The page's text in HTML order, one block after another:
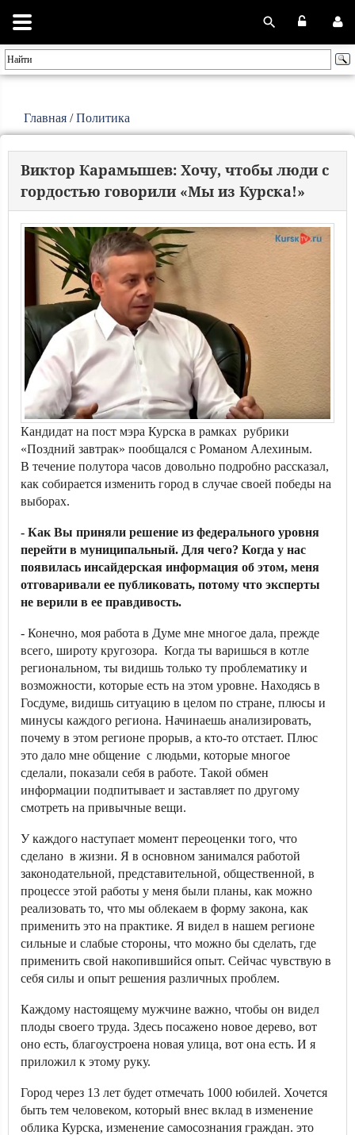
Главная /Политика
Виктор Карамышев: Хочу, чтобы люди с
гордостью говорили «Мы из Курска!»
Кандидат на пост мэра Курска в рамках рубрики
«Поздний завтрак» пообщался с Романом Алехиным.
В течение полутора часов довольно подробно рассказал,
как собирается изменить город в случае своей победы на
выборах.
- Как Вы приняли решение из федерального уровня
перейти в муниципальный. Для чего? Когда у нас
появилась инсайдерская информация об этом, меня
отговаривали ее публиковать, потому что эксперты
не верили в ее правдивость.
- Конечно, моя работа в Думе мне многое дала, прежде
всего, широту кругозора. Когда ты варишься в котле
региональном, ты видишь только ту проблематику и
возможности, которые есть на этом уровне. Находясь в
Госдуме, видишь ситуацию в целом по стране, плюсы и
минусы каждого региона. Начинаешь анализировать,
почему в этом регионе прорыв, а кто-то отстает. Плюс
это дало мне общение с людьми, которые многое
сделали, показали себя в работе. Такой обмен
информации подпитывает и заставляет по другому
смотреть на привычные вещи.
У каждого наступает момент переоценки того, что
сделано в жизни. Я в основном занимался работой
законодательной, представительной, общественной, в
процессе этой работы у меня были планы, как можно
реализовать то, что мы облекаем в форму закона, как
применить это на практике. Я видел в нашем регионе
сильные и слабые стороны, что можно бы сделать, где
применить свой накопившийся опыт. Сейчас чувствую в
себя силы и опыт решения различных проблем.
Каждому настоящему мужчине важно, чтобы он видел
плоды своего труда. Здесь посажено новое дерево, вот
оно есть, благоустроена новая улица, вот она есть. И я
приложил к этому руку.
Город через 13 лет будет отмечать 1000 юбилей. Хочется
быть тем человеком, который внес вклад в изменение
облика Курска, изменение самосознания граждан. это